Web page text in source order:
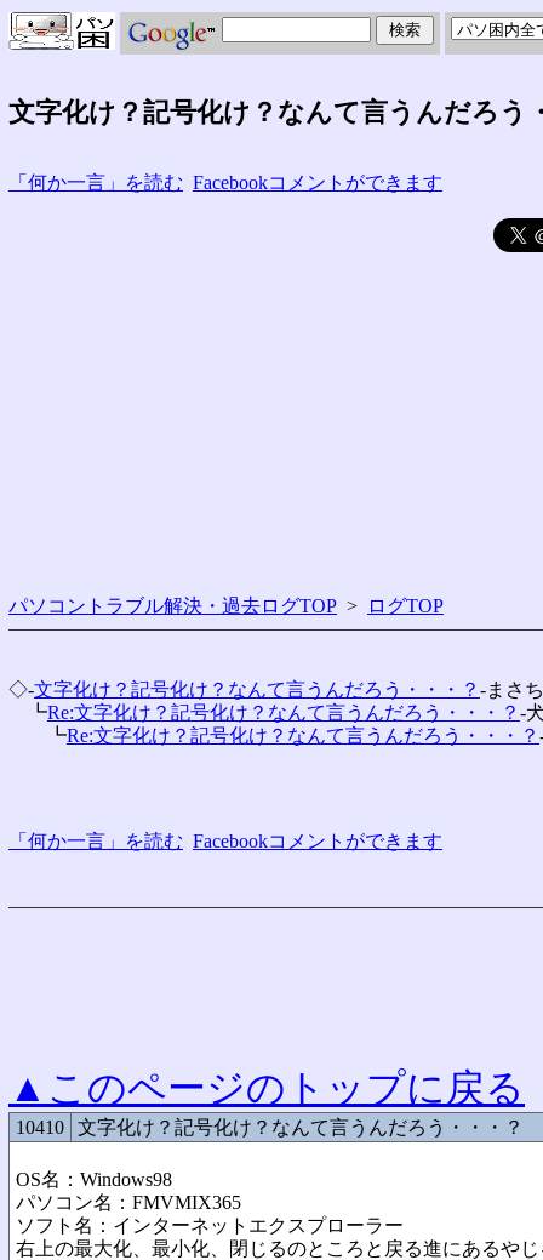
文字化け？記号化け？なんて言うんだろう
「何か一言」を読む Facebookコメントができます
パソコントラブル解決・過去ログTOP > ログTOP
◇-文字化け？記号化け？なんて言うんだろう・・・？ -まさ
┗Re:文字化け？記号化け？なんて言うんだろう・・・？ -
┗Re:文字化け？記号化け？なんて言うんだろう・・・？
「何か一言」を読む Facebookコメントができます
▲このページのトップに戻る
10410 文字化け？記号化け？なんて言うんだろう・・・？
OS名：Windows98
パソコン名：FMVMIX365
ソフト名：インターネットエクスプローラー
右上の最大化、最小化、閉じるのところと戻る進にあるや